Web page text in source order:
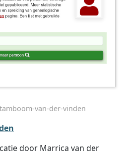
van-der-vinden
door Marrica van der